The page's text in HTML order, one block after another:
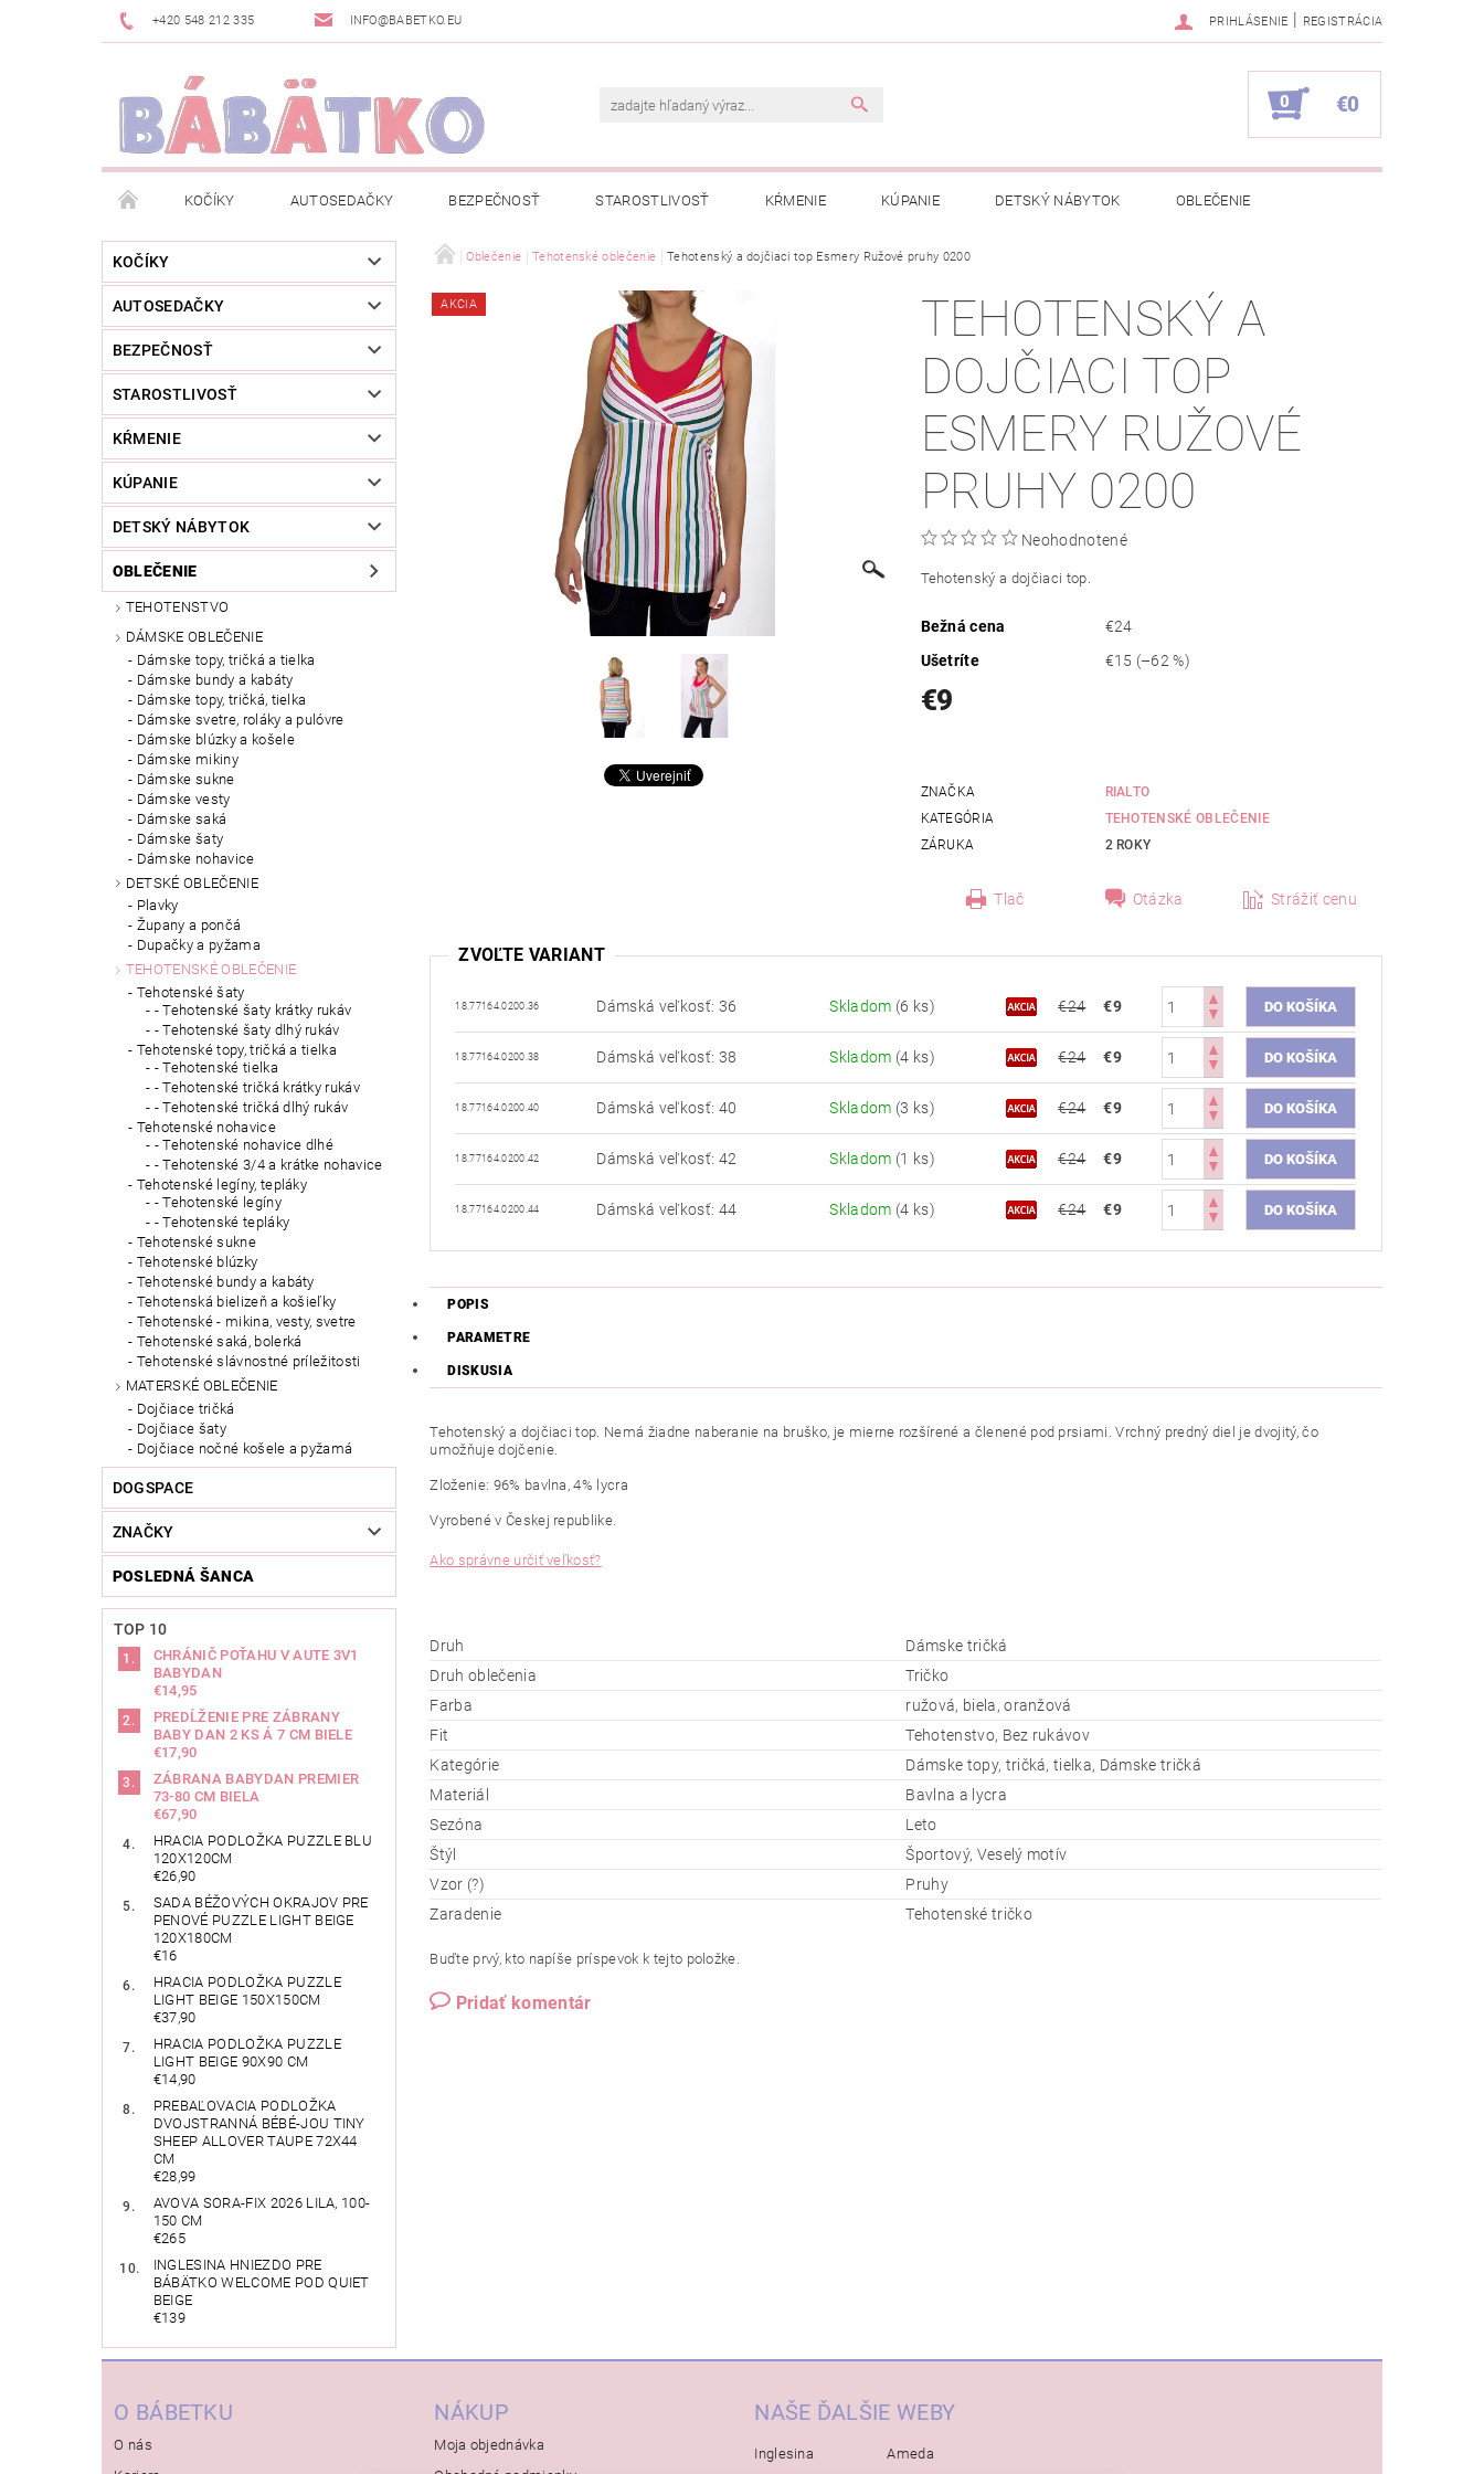
+420 548 212 335 INFO@BABETKO.EU PRIHLÁSENIE | REGISTRÁCIA
0 €0
KOČÍKY AUTOSEDAČKY BEZPEČNOSŤ STAROSTLIVOSŤ KŔMENIE KÚPANIE DETSKÝ NÁBYTOK OBLEČENIE
DOGSPACE POSLEDNÁ ŠANCA OBCHODNÉ PODMIENKY OCHRANA OSOBNÝCH ÚDAJOV
NOVINKY MOJA OBJEDNÁVKA
KOČÍKY
AUTOSEDAČKY
BEZPEČNOSŤ
STAROSTLIVOSŤ
KŔMENIE
KÚPANIE
DETSKÝ NÁBYTOK
OBLEČENIE
TEHOTENSTVO
DÁMSKE OBLEČENIE
Dámske topy, tričká a tielka
Dámske bundy a kabáty
Dámske topy, tričká, tielka
Dámske svetre, roláky a pulóvre
Dámske blúzky a košele
Dámske mikiny
Dámske sukne
Dámske vesty
Dámske saká
Dámske šaty
Dámske nohavice
DETSKÉ OBLEČENIE
Plavky
Župany a pončá
Dupačky a pyžama
TEHOTENSKÉ OBLEČENIE
Tehotenské šaty
- Tehotenské šaty krátky rukáv
- Tehotenské šaty dlhý rukáv
Tehotenské topy, tričká a tielka
- Tehotenské tielka
- Tehotenské tričká krátky rukáv
- Tehotenské tričká dlhý rukáv
Tehotenské nohavice
- Tehotenské nohavice dlhé
- Tehotenské 3/4 a krátke nohavice
Tehotenské legíny, tepláky
- Tehotenské legíny
- Tehotenské tepláky
Tehotenské sukne
Tehotenské blúzky
Tehotenské bundy a kabáty
Tehotenská bielizeň a košieľky
Tehotenské - mikina, vesty, svetre
Tehotenské saká, bolerká
Tehotenské slávnostné príležitosti
MATERSKÉ OBLEČENIE
Dojčiace tričká
Dojčiace šaty
Dojčiace nočné košele a pyžamá
DOGSPACE
ZNAČKY
POSLEDNÁ ŠANCA
TOP 10
CHRÁNIČ POŤAHU V AUTE 3V1
BABYDAN
€14,95
PREDĹŽENIE PRE ZÁBRANY
BABY DAN 2 KS Á 7 CM BIELE
€17,90
ZÁBRANA BABYDAN PREMIER
73-80 CM BIELA
€67,90
HRACIA PODLOŽKA PUZZLE BLU
120X120CM
€26,90
SADA BÉŽOVÝCH OKRAJOV PRE
PENOVÉ PUZZLE LIGHT BEIGE
120X180CM
€16
HRACIA PODLOŽKA PUZZLE
LIGHT BEIGE 150X150CM
€37,90
HRACIA PODLOŽKA PUZZLE
LIGHT BEIGE 90X90 CM
€14,90
PREBAĽOVACIA PODLOŽKA
DVOJSTRANNÁ BÉBÉ-JOU TINY
SHEEP ALLOVER TAUPE 72X44
CM
€28,99
AVOVA SORA-FIX 2026 LILA, 100-
150 CM
€265
INGLESINA HNIEZDO PRE
BÁBÄTKO WELCOME POD QUIET
BEIGE
€139
Oblečenie Tehotenské oblečenie Tehotenský a dojčiaci top Esmery Ružové pruhy 0200
AKCIA
TEHOTENSKÝ A
DOJČIACI TOP
ESMERY RUŽOVÉ
PRUHY 0200
Neohodnotené
Tehotenský a dojčiaci top.
Bežná cena
€24
Ušetríte
€15 (–62 %)
€9
ZNAČKA
RIALTO
KATEGÓRIA
TEHOTENSKÉ OBLEČENIE
ZÁRUKA
2 ROKY
Tlač Otázka Strážiť cenu
ZVOĽTE VARIANT
18.77164.0200.36 Dámská veľkosť: 36 Skladom (6 ks) €24 €9
18.77164.0200.38 Dámská veľkosť: 38 Skladom (4 ks) €24 €9
18.77164.0200.40 Dámská veľkosť: 40 Skladom (3 ks) €24 €9
18.77164.0200.42 Dámská veľkosť: 42 Skladom (1 ks) €24 €9
18.77164.0200.44 Dámská veľkosť: 44 Skladom (4 ks) €24 €9
POPIS
PARAMETRE
DISKUSIA
Tehotenský a dojčiaci top. Nemá žiadne naberanie na bruško, je mierne rozšírené a členené pod prsiami. Vrchný predný diel je dvojitý, čo
umožňuje dojčenie.
Zloženie: 96% bavlna, 4% lycra
Vyrobené v Českej republike.
Ako správne určiť veľkosť?
Druh
Dámske tričká
Druh oblečenia
Tričko
Farba
ružová, biela, oranžová
Fit
Tehotenstvo, Bez rukávov
Kategórie
Dámske topy, tričká, tielka, Dámske tričká
Materiál
Bavlna a lycra
Sezóna
Leto
Štýl
Športový, Veselý motív
Vzor (?)
Pruhy
Zaradenie
Tehotenské tričko
Buďte prvý, kto napíše príspevok k tejto položke.
Pridať komentár
O BÁBETKU
O nás
NÁKUP
Moja objednávka
NAŠE ĎALŠIE WEBY
Inglesina Ameda